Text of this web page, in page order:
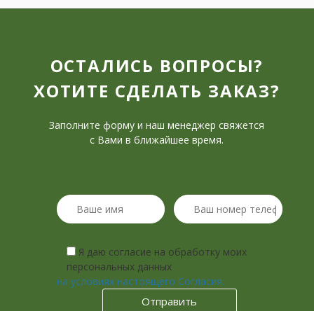
ОСТАЛИСЬ ВОПРОСЫ?
ХОТИТЕ СДЕЛАТЬ ЗАКАЗ?
Заполните форму и наш менеджер свяжется
с Вами в ближайшее время.
Я даю согласие на обработку моих
персональных данных
на условиях настоящего Согласия.